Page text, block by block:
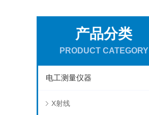
产品分类
PRODUCT CATEGORY
电工测量仪器
X射线